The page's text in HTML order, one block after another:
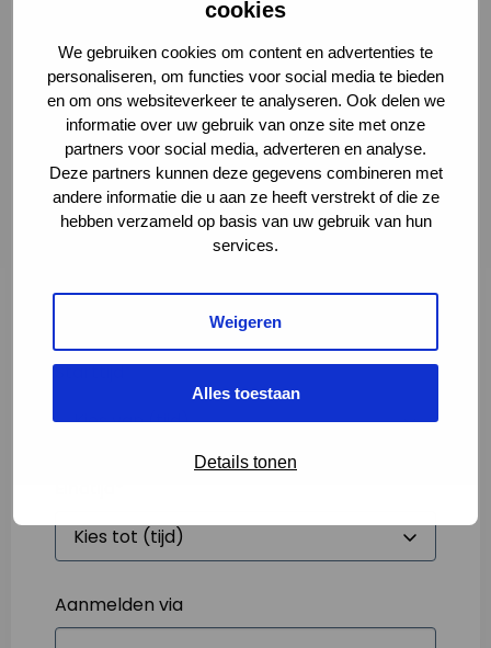
cookies
We gebruiken cookies om content en advertenties te
personaliseren, om functies voor social media te bieden
en om ons websiteverkeer te analyseren. Ook delen we
informatie over uw gebruik van onze site met onze
partners voor social media, adverteren en analyse.
Deze partners kunnen deze gegevens combineren met
andere informatie die u aan ze heeft verstrekt of die ze
hebben verzameld op basis van uw gebruik van hun
services.
Weigeren
Alles toestaan
Details tonen
Volledige omschrijving*
Starttijd*
Aanmelden via